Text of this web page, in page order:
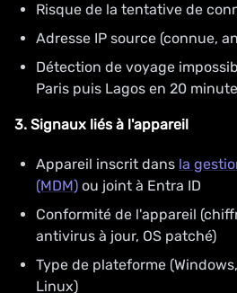
Risque de la tentative de
Adresse IP source (connue,
Détection de voyage
Paris puis Lagos en 20
3. Signaux liés à l'appareil
Appareil inscrit dans la
(MDM) ou joint à Entra ID
Conformité de l'appareil
antivirus à jour, OS patché)
Type de plateforme
Linux)